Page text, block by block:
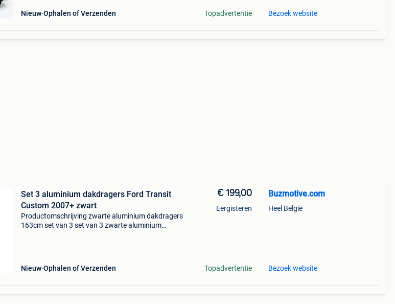
Nieuw Ophalen of Verzenden Topadvertentie Bezoek website
Set 3 aluminium dakdragers Ford Transit
Custom 2007+ zwart
Productomschrijving zwarte aluminium dakdragers
163cm set van 3 set van 3 zwarte aluminium
Nieuw Ophalen of Verzenden
€ 199,00
Eergisteren
Topadvertentie
Buzmotive.com
Heel België
Bezoek website